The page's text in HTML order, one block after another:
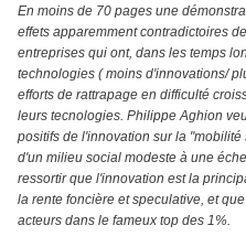
En moins de 70 pages une
effets apparemment contradictoires
entreprises qui ont, dans les temps
technologies ( moins d'innovations/
efforts de rattrapage en difficulté
leurs tecnologies. Philippe Aghion
positifs de l'innovation sur la
d'un milieu social modeste à une
ressortir que l'innovation est la
la rente foncière et speculative, et
acteurs dans le fameux top des 1%.